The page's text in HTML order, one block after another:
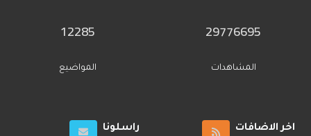
29776695
المشاهدات
12285
المواضيع
اخر الاضافات راسلونا